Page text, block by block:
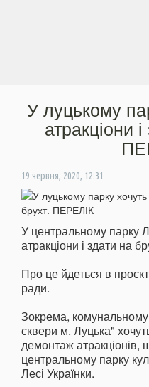
У луцькому
атракціони
19 червня, 2020, 12:31
У центральному парку
атракціони і здати на
Про це йдеться в
ради.
Зокрема,
сквери м. Луцька"
демонтаж атракціонів,
центральному парку
Лесі Українки.